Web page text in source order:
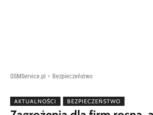
GSMService.pl Bezpieczeństwo
AKTUALNOŚCI BEZPIECZEŃSTWO